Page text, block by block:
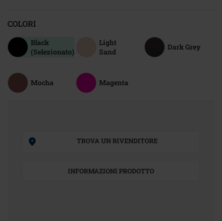
COLORI
Black
(Selezionato)
Light
Sand
Dark Grey
Mocha Magenta
TROVA UN RIVENDITORE
INFORMAZIONI PRODOTTO